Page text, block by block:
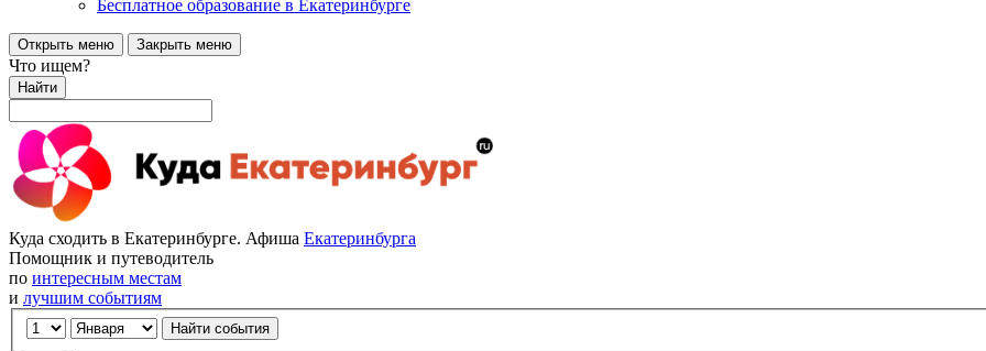
Бесплатное образование в Екатеринбурге
Открыть меню Закрыть меню
Что ищем?
Найти
Куда сходить в Екатеринбурге. Афиша Екатеринбурга
Помощник и путеводитель
по интересным местам
и лучшим событиям